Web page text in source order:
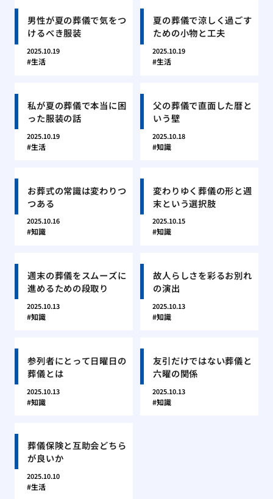
男性が夏の葬儀で気をつ
けるべき服装
2025.10.19
生活
夏の葬儀で涼しく過ごす
ための小物と工夫
2025.10.19
生活
私が夏の葬儀で本当に困
った服装の話
2025.10.19
生活
父の葬儀で直面した暦と
いう壁
2025.10.18
知識
お葬式の常識は変わりつ
つある
2025.10.16
知識
変わりゆく葬儀の形と週
末という選択肢
2025.10.15
知識
週末の葬儀をスムーズに
進めるための段取り
2025.10.13
知識
故人らしさを彩るお別れ
の演出
2025.10.13
知識
参列者にとって日曜日の
葬儀とは
2025.10.13
知識
友引だけではない葬儀と
六曜の関係
2025.10.13
知識
葬儀保険と互助会どちら
が良いか
2025.10.10
生活